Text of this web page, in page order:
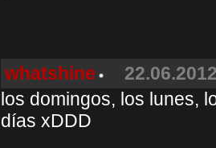
whatshine
los domingos, los lunes,
días xDDD